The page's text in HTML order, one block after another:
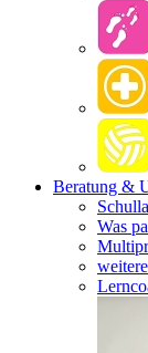
Beratung &
Was